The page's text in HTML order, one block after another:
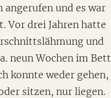
angerufen und es war
Vor drei Jahren hatte
und
neun Wochen im Bett
konnte weder gehen,
sitzen, nur liegen.